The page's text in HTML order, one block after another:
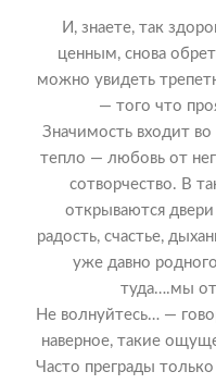
И, знаете, так
ценным, снова
можно увидеть
— того что
Значимость входит
тепло — любовь от
сотворчество. В
открываются
радость, счастье,
уже давно
туда….мы
Не волнуйтесь… —
наверное, такие
Часто преграды